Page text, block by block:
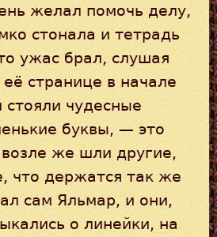
желал помочь делу,
стонала и тетрадь
ужас брал, слушая
странице в начале
чудесные
буквы, — это
же шли другие,
что держатся так же
сам Яльмар, и они,
о линейки, на